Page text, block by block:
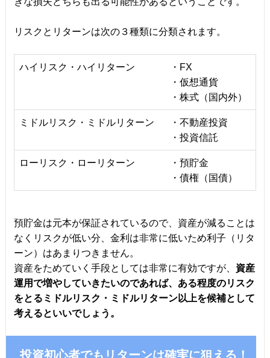
リスクとリターンは次の３種類に分類されます。
ハイリスク・ハイリターン
・FX
・仮想通貨
・株式（国内外）
ミドルリスク・ミドルリターン
・不動産投資
・投資信託
ローリスク・ローリターン
・預貯金
・債権（国債）
預貯金は元本が保証されているので、資産が減ることは
なくリスクが低い分、金利は非常に低いため利子（リタ
ーン）はあまりつきません。
資産をためていく手段としては非常に有効ですが、 資産
運用で増やしていきたいのであれば、ある程度のリスク
をとるミドルリスク・ミドルリターン以上を候補として
考えるといいでしょう。
投資初心者でもリターンは確実に狙える！